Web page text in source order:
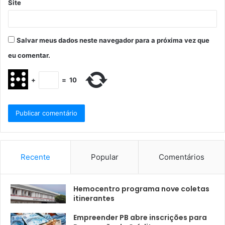
Site
Salvar meus dados neste navegador para a próxima vez que
eu comentar.
+ = 10
Recente Popular Comentários
Hemocentro programa nove coletas
itinerantes
Empreender PB abre inscrições para